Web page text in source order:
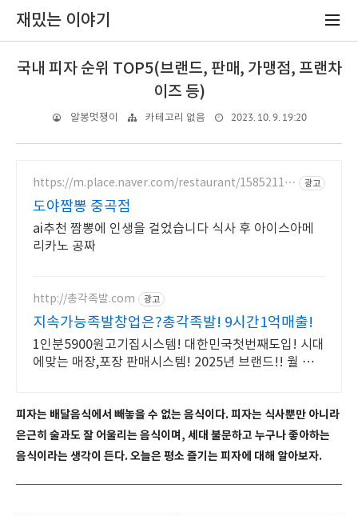
재밌는 이야기
국내 피자 순위 TOP5(브랜드, 판매, 가맹점, 프랜차
이즈 등)
알봉멋쟁이 카테고리 없음 2023. 10. 9. 19:20
https://m.place.naver.com/restaurant/15852119
광고
도야짬뽕 중곡점
ai추천 짬뽕에 인생을 걸었습니다 식사 후 아이스아메
리카노 공짜
http://총각족발.com 광고
지속가능족발창업은?총각족발! 9시간1억매출!
1인분5900원고기집시스템! 대한민국첫번째도입! 시대
에맞는 매장,포장 판매시스템! 2025년 브랜드!! 월 평
피자는 배달음식에서 빼놓을 수 없는 음식이다. 피자는 식사뿐만 아니라
은근히 술과도 잘 어울리는 음식이며, 세대 불문하고 누구나 좋아하는
음식이라는 생각이 든다. 오늘은 평소 즐기는 피자에 대해 알아보자.